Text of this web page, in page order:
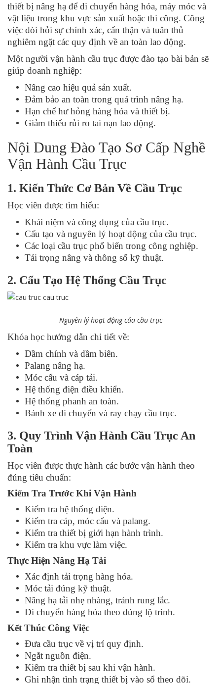
thiết bị nâng hạ để di chuyển hàng hóa, máy móc và
vật liệu trong khu vực sản xuất hoặc thi công. Công
việc đòi hỏi sự chính xác, cẩn thận và tuân thủ
nghiêm ngặt các quy định về an toàn lao động.
Một người vận hành cầu trục được đào tạo bài bản sẽ
giúp doanh nghiệp:
Nâng cao hiệu quả sản xuất.
Đảm bảo an toàn trong quá trình nâng hạ.
Hạn chế hư hỏng hàng hóa và thiết bị.
Giảm thiểu rủi ro tai nạn lao động.
Nội Dung Đào Tạo Sơ Cấp Nghề
Vận Hành Cầu Trục
1. Kiến Thức Cơ Bản Về Cầu Trục
Học viên được tìm hiểu:
Khái niệm và công dụng của cầu trục.
Cấu tạo và nguyên lý hoạt động của cầu trục.
Các loại cầu trục phổ biến trong công nghiệp.
Tải trọng nâng và thông số kỹ thuật.
2. Cấu Tạo Hệ Thống Cầu Trục
Nguyên lý hoạt động của cầu trục
Khóa học hướng dẫn chi tiết về:
Dầm chính và dầm biên.
Palang nâng hạ.
Móc cẩu và cáp tải.
Hệ thống điện điều khiển.
Hệ thống phanh an toàn.
Bánh xe di chuyển và ray chạy cầu trục.
3. Quy Trình Vận Hành Cầu Trục An
Toàn
Học viên được thực hành các bước vận hành theo
đúng tiêu chuẩn:
Kiểm Tra Trước Khi Vận Hành
Kiểm tra hệ thống điện.
Kiểm tra cáp, móc cẩu và palang.
Kiểm tra thiết bị giới hạn hành trình.
Kiểm tra khu vực làm việc.
Thực Hiện Nâng Hạ Tải
Xác định tải trọng hàng hóa.
Móc tải đúng kỹ thuật.
Nâng hạ tải nhẹ nhàng, tránh rung lắc.
Di chuyển hàng hóa theo đúng lộ trình.
Kết Thúc Công Việc
Đưa cầu trục về vị trí quy định.
Ngắt nguồn điện.
Kiểm tra thiết bị sau khi vận hành.
Ghi nhận tình trạng thiết bị vào sổ theo dõi.